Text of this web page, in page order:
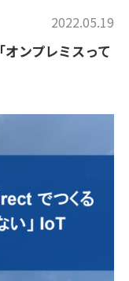
2022.05.19
ンプレミスって